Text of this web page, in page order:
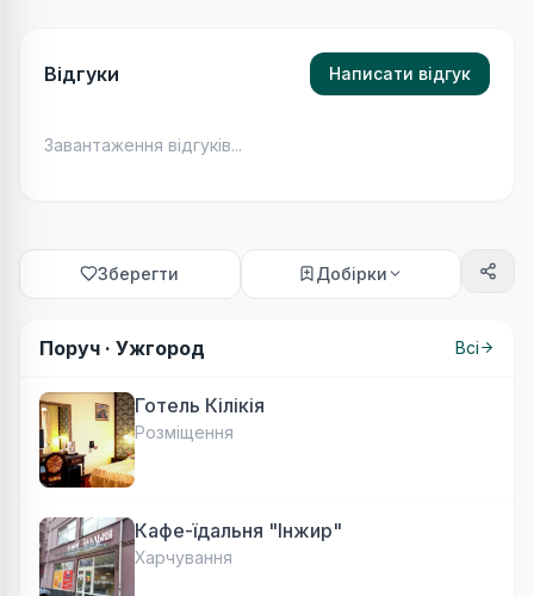
Відгуки Написати відгук
Завантаження відгуків...
Зберегти Добірки
Поруч · Ужгород Всі
Готель Кілікія
Розміщення
Кафе-їдальня "Інжир"
Харчування